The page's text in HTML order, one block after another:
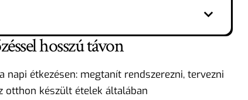
hosszú távon
étkezésen: megtanít rendszerezni, tervezni
otthon készült ételek általában